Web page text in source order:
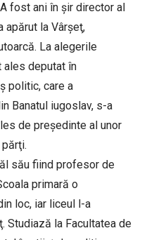
fost ani în şir director al
apărut la Vârşeţ,
La alegerile
ales deputat în
politic, care a
Banatul iugoslav, s-a
de preşedinte al unor
său fiind profesor de
primară o
loc, iar liceul l-a
Studiază la Facultatea de